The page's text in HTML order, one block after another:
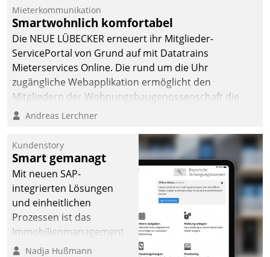
Mieterkommunikation
Smartwohnlich komfortabel
Die NEUE LÜBECKER erneuert ihr Mitglieder-
ServicePortal von Grund auf mit Datatrains
Mieterservices Online. Die rund um die Uhr
zugängliche Webapplikation ermöglicht den
Mitgliedern der Wohnungs­bau­genossenschaft die
Kontaktaufnahme per Smartphone, Tablet oder PC.
Andreas Lerchner
Kundenstory
Smart gemanagt
Mit neuen SAP-
integrierten Lösungen
und einheitlichen
Prozessen ist das
Immobilienmanagement
der Bayerischen
Nadja Hußmann